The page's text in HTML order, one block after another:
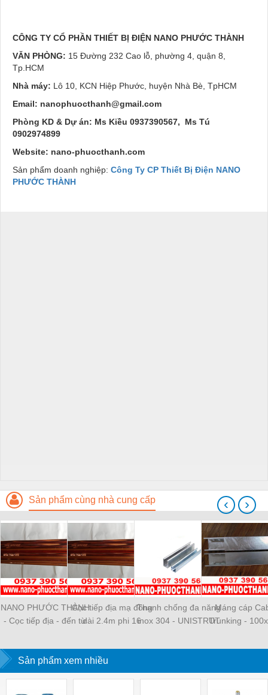
CÔNG TY CỔ PHẦN THIẾT BỊ ĐIỆN NANO PHƯỚC THÀNH
VĂN PHÒNG: 15 Đường 232 Cao lỗ, phường 4, quận 8,
Tp.HCM
Nhà máy: Lô 10, KCN Hiệp Phước, huyện Nhà Bè, TpHCM
Email: nanophuocthanh@gmail.com
Phòng KD & Dự án: Ms Kiều 0937390567, Ms Tú
0902974899
Website: nano-phuocthanh.com
Sản phẩm doanh nghiệp: Công Ty CP Thiết Bị Điện NANO
PHƯỚC THÀNH
Sản phẩm cùng nhà cung cấp
NANO PHƯỚC THÀNH
- Cọc tiếp địa - đến từ
nào?
Cọc tiếp địa mạ đồng
dài 2.4m phi 16
Thanh chống đa năng
inox 304 - UNISTRUT
PHƯỚC THÀNH
Máng cáp
Trunking -
‹ ›
Sản phẩm xem nhiều